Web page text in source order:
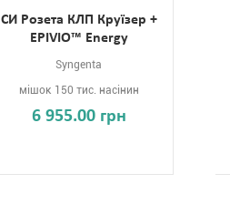
СИ Розета КЛП Круїзер +
EPIVIO™ Energy
Syngenta
мішок 150 тис. насінин
6 955.00 грн